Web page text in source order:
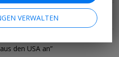
aus den USA
den USA an
VERWALTEN